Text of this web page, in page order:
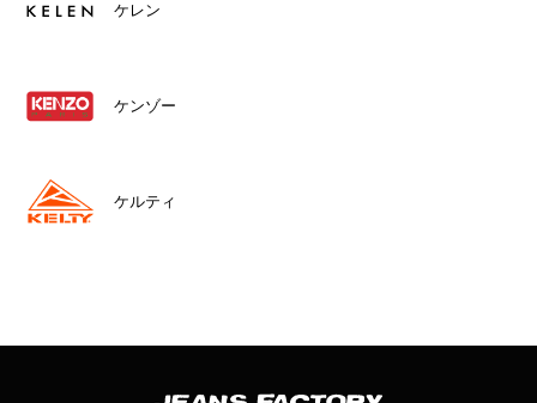
ケレン
ケンゾー
ケルティ